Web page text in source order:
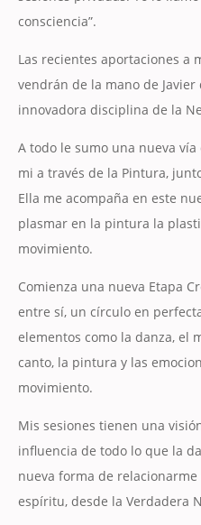
consciencia”.
Las recientes aportaciones a
vendrán de la mano de Javier
innovadora disciplina de la
A todo le sumo una nueva
mi a través de la Pintura,
Ella me acompaña en este
plasmar en la pintura la
movimiento.
Comienza una nueva Etapa
entre sí, un círculo en
elementos como la danza, el
canto, la pintura y las
movimiento.
Mis sesiones tienen una
influencia de todo lo que la
nueva forma de
espíritu, desde la Verdadera